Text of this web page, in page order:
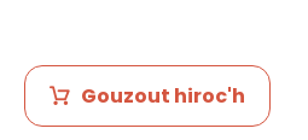
Gouzout hiroc'h